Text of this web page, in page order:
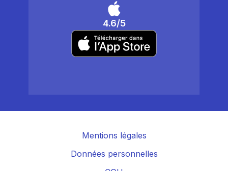
4.6/5
Mentions légales
Données personnelles